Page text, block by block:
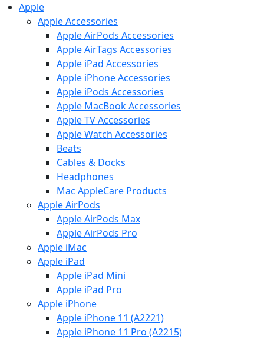
Apple
Apple Accessories
Apple AirPods Accessories
Apple AirTags Accessories
Apple iPad Accessories
Apple iPhone Accessories
Apple iPods Accessories
Apple MacBook Accessories
Apple TV Accessories
Apple Watch Accessories
Beats
Cables & Docks
Headphones
Mac AppleCare Products
Apple AirPods
Apple AirPods Max
Apple AirPods Pro
Apple iMac
Apple iPad
Apple iPad Mini
Apple iPad Pro
Apple iPhone
Apple iPhone 11 (A2221)
Apple iPhone 11 Pro (A2215)